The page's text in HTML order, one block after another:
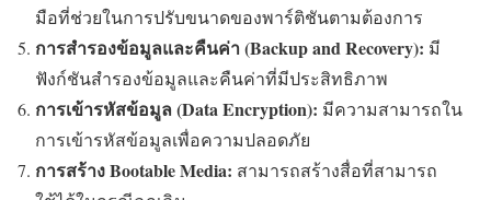
มือที่ช่วยในการปรับขนาดของพาร์ติชันตามต้องการ
การสำรองข้อมูลและคืนค่า (Backup and Recovery): มี
ฟังก์ชันสำรองข้อมูลและคืนค่าที่มีประสิทธิภาพ
การเข้ารหัสข้อมูล (Data Encryption): มีความสามารถใน
การเข้ารหัสข้อมูลเพื่อความปลอดภัย
การสร้าง Bootable Media: สามารถสร้างสื่อที่สามารถ